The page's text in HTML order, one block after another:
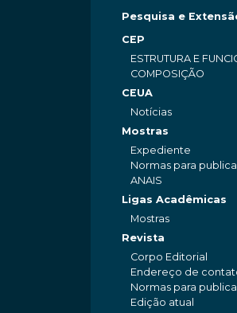
Pesquisa e
CEP
ESTRUTURA E
COMPOSIÇÃO
CEUA
Notícias
Mostras
Expediente
Normas para
ANAIS
Ligas Acadêmicas
Mostras
Revista
Corpo Editorial
Endereço de
Normas para
Edição atual